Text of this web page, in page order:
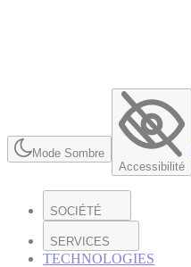
Mode Sombre
Accessibilité
SOCIÉTÉ
SERVICES
TECHNOLOGIES